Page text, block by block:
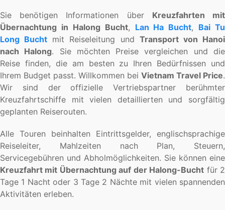
Sie benötigen Informationen über Kreuzfahrten mit
Übernachtung in Halong Bucht, Lan Ha Bucht, Bai Tu
Long Bucht mit Reiseleitung und Transport von Hanoi
nach Halong. Sie möchten Preise vergleichen und die
Reise finden, die am besten zu Ihren Bedürfnissen und
Ihrem Budget passt. Willkommen bei Vietnam Travel Price.
Wir sind der offizielle Vertriebspartner berühmter
Kreuzfahrtschiffe mit vielen detaillierten und sorgfältig
geplanten Reiserouten.
Alle Touren beinhalten Eintrittsgelder, englischsprachige
Reiseleiter, Mahlzeiten nach Plan, Steuern,
Servicegebühren und Abholmöglichkeiten. Sie können eine
Kreuzfahrt mit Übernachtung auf der Halong-Bucht für 2
Tage 1 Nacht oder 3 Tage 2 Nächte mit vielen spannenden
Aktivitäten erleben.